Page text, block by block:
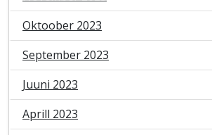
Oktoober 2023
September 2023
Juuni 2023
Aprill 2023